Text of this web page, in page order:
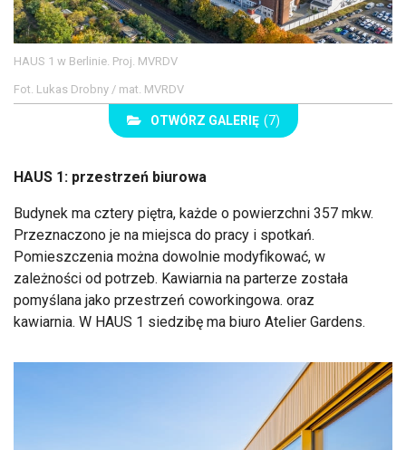
HAUS 1 w Berlinie. Proj. MVRDV
Fot. Lukas Drobny / mat. MVRDV
OTWÓRZ GALERIĘ (7)
HAUS 1: przestrzeń biurowa
Budynek ma cztery piętra, każde o powierzchni 357 mkw.
Przeznaczono je na miejsca do pracy i spotkań.
Pomieszczenia można dowolnie modyfikować, w
zależności od potrzeb. Kawiarnia na parterze została
pomyślana jako przestrzeń coworkingowa. oraz
kawiarnia. W HAUS 1 siedzibę ma biuro Atelier Gardens.